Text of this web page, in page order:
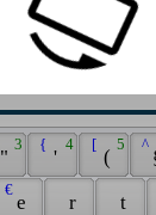
"
3
'
4
{
(
5
[ ^
e
€
r t